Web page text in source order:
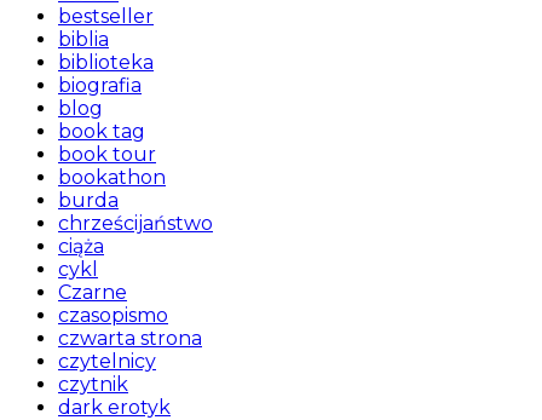
bestseller
biblia
biblioteka
biografia
blog
book tag
book tour
bookathon
burda
chrześcijaństwo
ciąża
cykl
Czarne
czasopismo
czwarta strona
czytelnicy
czytnik
dark erotyk